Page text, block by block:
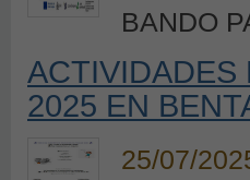
BANDO
ACTIVIDADES
2025 EN
25/07/